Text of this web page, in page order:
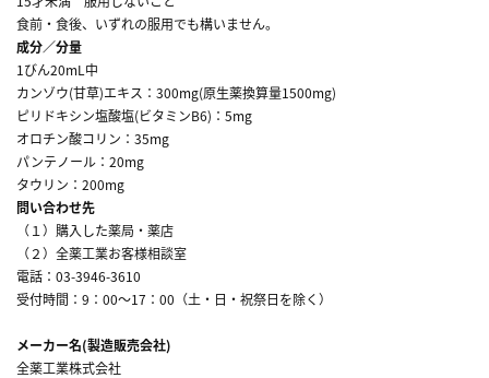
食前・食後、いずれの服用でも構いません。
成分／分量
1びん20mL中
カンゾウ(甘草)エキス：300mg(原生薬換算量1500mg)
ピリドキシン塩酸塩(ビタミンB6)：5mg
オロチン酸コリン：35mg
パンテノール：20mg
タウリン：200mg
問い合わせ先
（１）購入した薬局・薬店
（２）全薬工業お客様相談室
電話：03-3946-3610
受付時間：9：00～17：00（土・日・祝祭日を除く）
メーカー名(製造販売会社)
全薬工業株式会社